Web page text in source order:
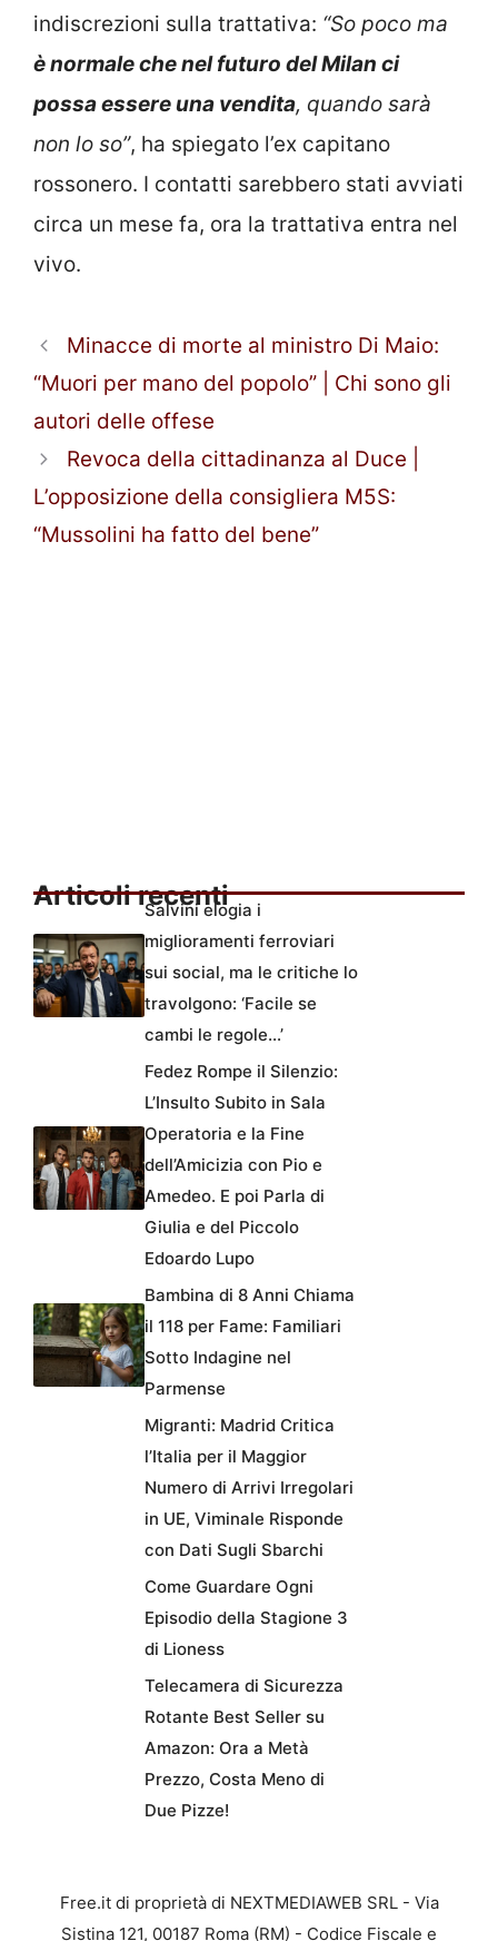
indiscrezioni sulla trattativa: “So poco ma
è normale che nel futuro del Milan ci
possa essere una vendita
, quando sarà
non lo so”, ha spiegato l’ex capitano
rossonero. I contatti sarebbero stati avviati
circa un mese fa, ora la trattativa entra nel
vivo.
Minacce di morte al ministro Di Maio:
“Muori per mano del popolo” | Chi sono gli
autori delle offese
Revoca della cittadinanza al Duce |
L’opposizione della consigliera M5S:
“Mussolini ha fatto del bene”
Articoli recenti
Salvini elogia i
miglioramenti ferroviari
sui social, ma le critiche lo
travolgono: ‘Facile se
cambi le regole…’
Fedez Rompe il Silenzio:
L’Insulto Subito in Sala
Operatoria e la Fine
dell’Amicizia con Pio e
Amedeo. E poi Parla di
Giulia e del Piccolo
Edoardo Lupo
Bambina di 8 Anni Chiama
il 118 per Fame: Familiari
Sotto Indagine nel
Parmense
Migranti: Madrid Critica
l’Italia per il Maggior
Numero di Arrivi Irregolari
in UE, Viminale Risponde
con Dati Sugli Sbarchi
Come Guardare Ogni
Episodio della Stagione 3
di Lioness
Telecamera di Sicurezza
Rotante Best Seller su
Amazon: Ora a Metà
Prezzo, Costa Meno di
Due Pizze!
Free.it di proprietà di NEXTMEDIAWEB SRL - Via
Sistina 121, 00187 Roma (RM) - Codice Fiscale e